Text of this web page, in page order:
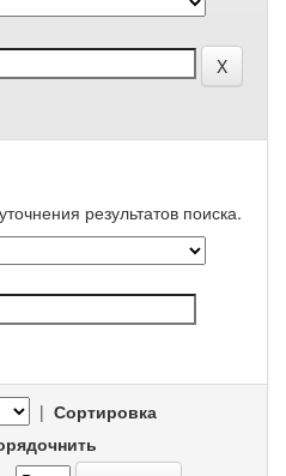
результатов поиска.
| Сортировка